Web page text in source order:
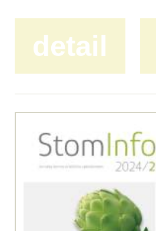
detail